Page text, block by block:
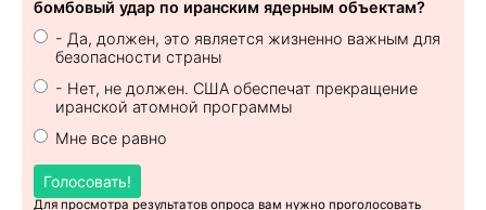
бомбовый удар по иранским ядерным объектам?
- Да, должен, это является жизненно важным для
безопасности страны
- Нет, не должен. США обеспечат прекращение
иранской атомной программы
Мне все равно
Голосовать!
Для просмотра результатов опроса вам нужно проголосовать